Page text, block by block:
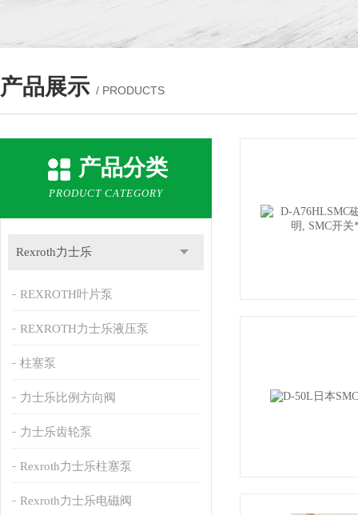
产品展示 / PRODUCTS
产品分类
PRODUCT CATEGORY
Rexroth力士乐
REXROTH叶片泵
REXROTH力士乐液压泵
柱塞泵
力士乐比例方向阀
力士乐齿轮泵
Rexroth力士乐柱塞泵
Rexroth力士乐电磁阀